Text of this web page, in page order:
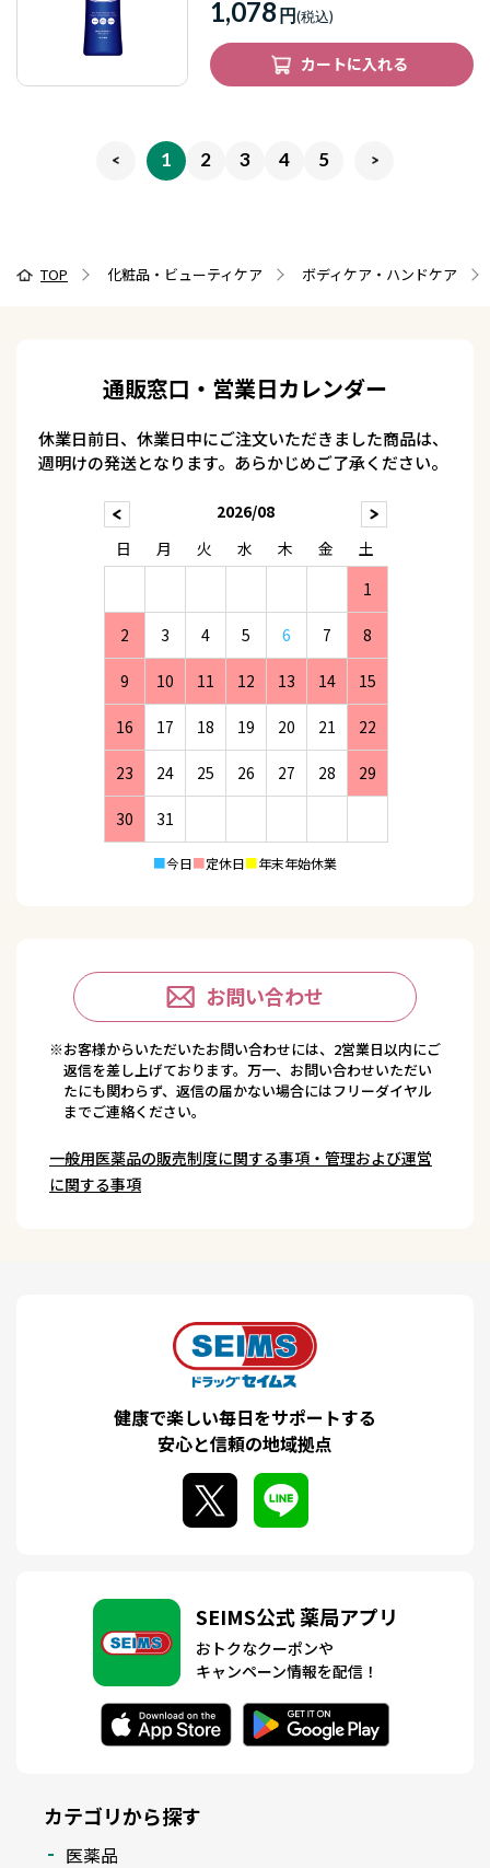
1,078 円
カートに入れる
1 2 3 4 5
TOP 化粧品・ビューティケア ボディケア・ハンドケア
通販窓口・営業日カレンダー
休業日前日、休業日中にご注文いただきました商品は、
週明けの発送となります。あらかじめご了承ください。
2026/08
日
月 火 水 木 金
土
1
2 3 4 5 6 7 8
9 10 11 12 13 14 15
16 17 18 19 20 21 22
23 24 25 26 27 28 29
30 31
■今日■定休日■年末年始休業
お問い合わせ
※お客様からいただいたお問い合わせには、2営業日以内にご
返信を差し上げております。万一、お問い合わせいただい
たにも関わらず、返信の届かない場合にはフリーダイヤル
までご連絡ください。
一般用医薬品の販売制度に関する事項・管理および運営
に関する事項
健康で楽しい毎日をサポートする
安心と信頼の地域拠点
SEIMS公式 薬局アプリ
おトクなクーポンや
キャンペーン情報を配信！
カテゴリから探す
医薬品